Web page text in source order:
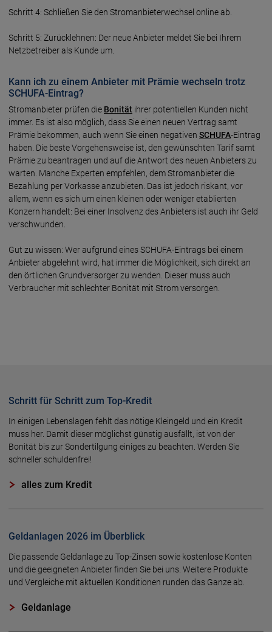
Schritt 4: Schließen Sie den Stromanbieterwechsel online ab.
Schritt 5: Zurücklehnen: Der neue Anbieter meldet Sie bei Ihrem
Netzbetreiber als Kunde um.
Kann ich zu einem Anbieter mit Prämie wechseln trotz
SCHUFA-Eintrag?
Stromanbieter prüfen die Bonität ihrer potentiellen Kunden nicht
immer. Es ist also möglich, dass Sie einen neuen Vertrag samt
Prämie bekommen, auch wenn Sie einen negativen SCHUFA-Eintrag
haben. Die beste Vorgehensweise ist, den gewünschten Tarif samt
Prämie zu beantragen und auf die Antwort des neuen Anbieters zu
warten. Manche Experten empfehlen, dem Stromanbieter die
Bezahlung per Vorkasse anzubieten. Das ist jedoch riskant, vor
allem, wenn es sich um einen kleinen oder weniger etablierten
Konzern handelt: Bei einer Insolvenz des Anbieters ist auch ihr Geld
verschwunden.
Gut zu wissen: Wer aufgrund eines SCHUFA-Eintrags bei einem
Anbieter abgelehnt wird, hat immer die Möglichkeit, sich direkt an
den örtlichen Grundversorger zu wenden. Dieser muss auch
Verbraucher mit schlechter Bonität mit Strom versorgen.
Schritt für Schritt zum Top-Kredit
In einigen Lebenslagen fehlt das nötige Kleingeld und ein Kredit
muss her. Damit dieser möglichst günstig ausfällt, ist von der
Bonität bis zur Sondertilgung einiges zu beachten. Werden Sie
schneller schuldenfrei!
alles zum Kredit
Geldanlagen 2026 im Überblick
Die passende Geldanlage zu Top-Zinsen sowie kostenlose Konten
und die geeigneten Anbieter finden Sie bei uns. Weitere Produkte
und Vergleiche mit aktuellen Konditionen runden das Ganze ab.
Geldanlage